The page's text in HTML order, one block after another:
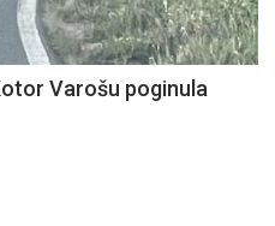
Varošu poginula